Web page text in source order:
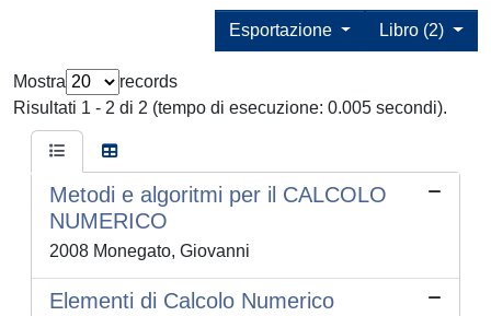
Libro (2)
Esportazione
Mostra
records
Risultati 1 - 2 di 2 (tempo di esecuzione: 0.005 secondi).
Metodi e algoritmi per il CALCOLO
NUMERICO
2008 Monegato, Giovanni
Elementi di Calcolo Numerico